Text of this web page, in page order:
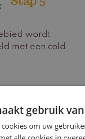
wordt
met een cold
gebruik
om uw